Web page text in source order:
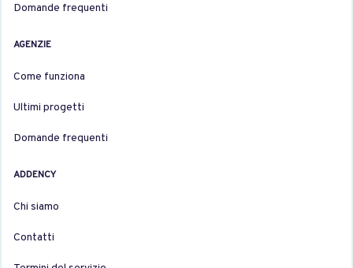
Domande frequenti
AGENZIE
Come funziona
Ultimi progetti
Domande frequenti
ADDENCY
Chi siamo
Contatti